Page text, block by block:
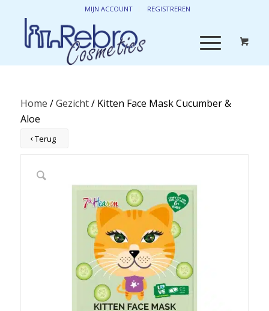
MIJN ACCOUNT REGISTREREN
Home /Gezicht/ Kitten Face Mask Cucumber &
Aloe
Terug